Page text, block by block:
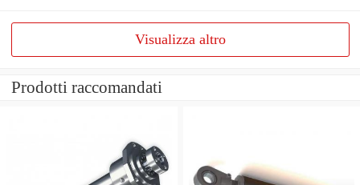
Visualizza altro
Prodotti raccomandati